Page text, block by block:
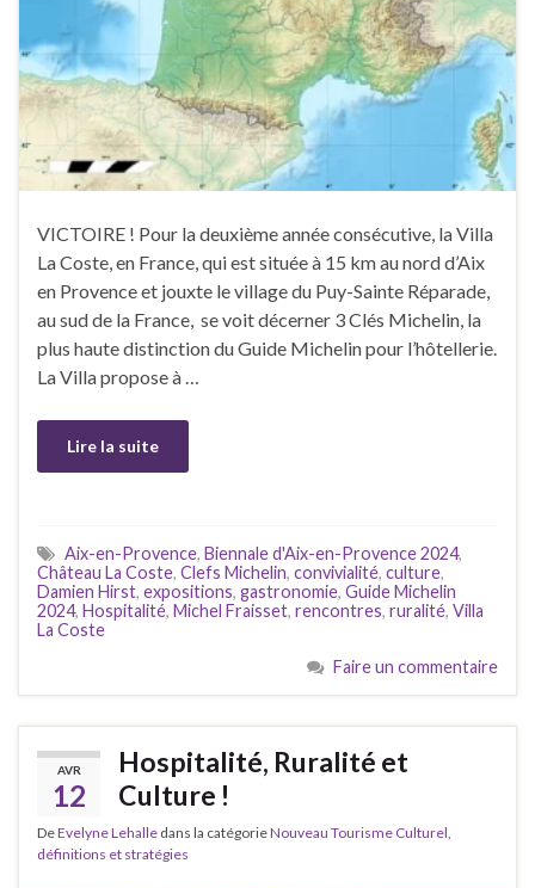
VICTOIRE ! Pour la deuxième année consécutive, la Villa
La Coste, en France, qui est située à 15 km au nord d’Aix
en Provence et jouxte le village du Puy-Sainte Réparade,
au sud de la France, se voit décerner 3 Clés Michelin, la
plus haute distinction du Guide Michelin pour l’hôtellerie.
La Villa propose à …
Lire la suite
Aix-en-Provence, Biennale d'Aix-en-Provence 2024,
Château La Coste, Clefs Michelin, convivialité, culture,
Damien Hirst, expositions, gastronomie, Guide Michelin
2024, Hospitalité, Michel Fraisset, rencontres, ruralité, Villa
La Coste
Faire un commentaire
AVR
12
Hospitalité, Ruralité et
Culture !
DeEvelyne Lehalle dans la catégorieNouveau Tourisme Culturel,
définitions et stratégies